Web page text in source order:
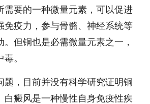
需要的一种微量元素，可以促进
免疫力，参与骨骼、神经系统等
。但铜也是必需微量元素之一，
。
题，目前并没有科学研究证明铜
白癜风是一种慢性自身免疫性疾